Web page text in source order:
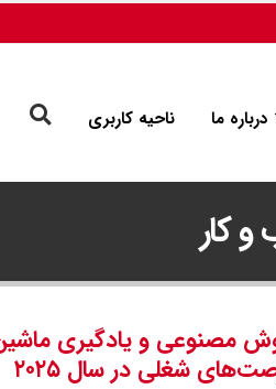
درباره ما ناحیه کاربری
کار
مصنوعی و یادگیری
شغلی در سال ۲۰۲۵